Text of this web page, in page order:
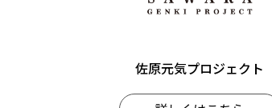
佐原元気プロジェクト